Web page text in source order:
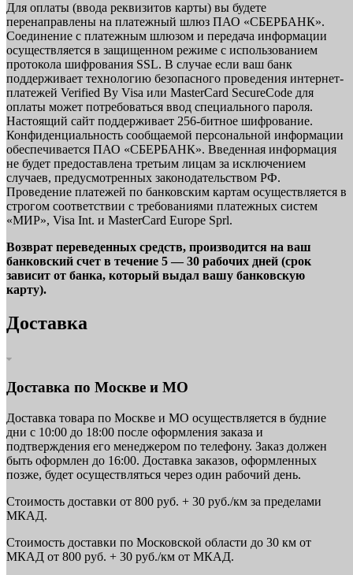
Для оплаты (ввода реквизитов карты) вы будете
перенаправлены на платежный шлюз ПАО «СБЕРБАНК».
Соединение с платежным шлюзом и передача информации
осуществляется в защищенном режиме с использованием
протокола шифрования SSL. В случае если ваш банк
поддерживает технологию безопасного проведения интернет-
платежей Verified By Visa или MasterCard SecureCode для
оплаты может потребоваться ввод специального пароля.
Настоящий сайт поддерживает 256-битное шифрование.
Конфиденциальность сообщаемой персональной информации
обеспечивается ПАО «СБЕРБАНК». Введенная информация
не будет предоставлена третьим лицам за исключением
случаев, предусмотренных законодательством РФ.
Проведение платежей по банковским картам осуществляется в
строгом соответствии с требованиями платежных систем
«МИР», Visa Int. и MasterCard Europe Sprl.
Возврат переведенных средств, производится на ваш
банковский счет в течение 5 — 30 рабочих дней (срок
зависит от банка, который выдал вашу банковскую
карту).
Доставка
Доставка по Москве и МО
Доставка товара по Москве и МО осуществляется в будние
дни с 10:00 до 18:00 после оформления заказа и
подтверждения его менеджером по телефону. Заказ должен
быть оформлен до 16:00. Доставка заказов, оформленных
позже, будет осуществляться через один рабочий день.
Стоимость доставки от 800 руб. + 30 руб./км за пределами
МКАД.
Стоимость доставки по Московской области до 30 км от
МКАД от 800 руб. + 30 руб./км от МКАД.